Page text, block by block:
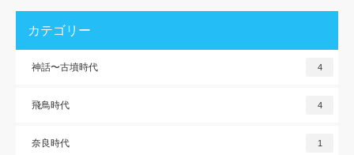
カテゴリー
神話〜古墳時代 4
飛鳥時代 4
奈良時代 1